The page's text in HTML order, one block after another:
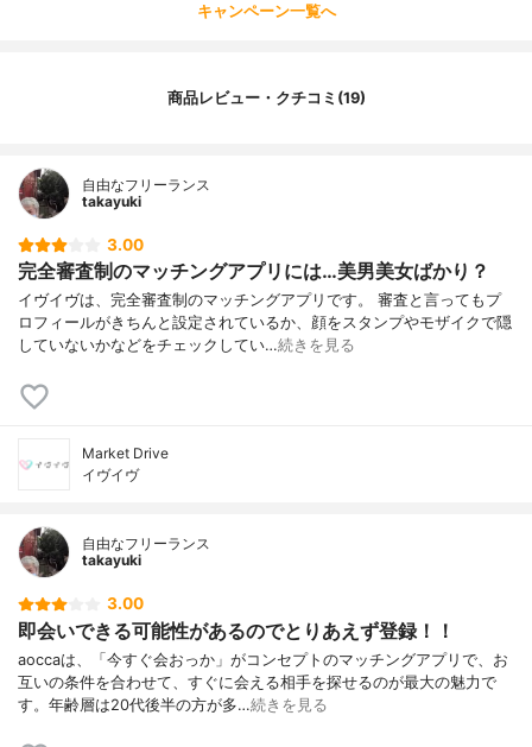
キャンペーン一覧へ
商品レビュー・クチコミ(19)
自由なフリーランス
takayuki
3.00
完全審査制のマッチングアプリには…美男美女ばかり？
イヴイヴは、完全審査制のマッチングアプリです。 審査と言ってもプ
ロフィールがきちんと設定されているか、顔をスタンプやモザイクで隠
していないかなどをチェックしてい…続きを見る
Market Drive
イヴイヴ
自由なフリーランス
takayuki
3.00
即会いできる可能性があるのでとりあえず登録！！
aoccaは、「今すぐ会おっか」がコンセプトのマッチングアプリで、お
互いの条件を合わせて、すぐに会える相手を探せるのが最大の魅力で
す。年齢層は20代後半の方が多…続きを見る